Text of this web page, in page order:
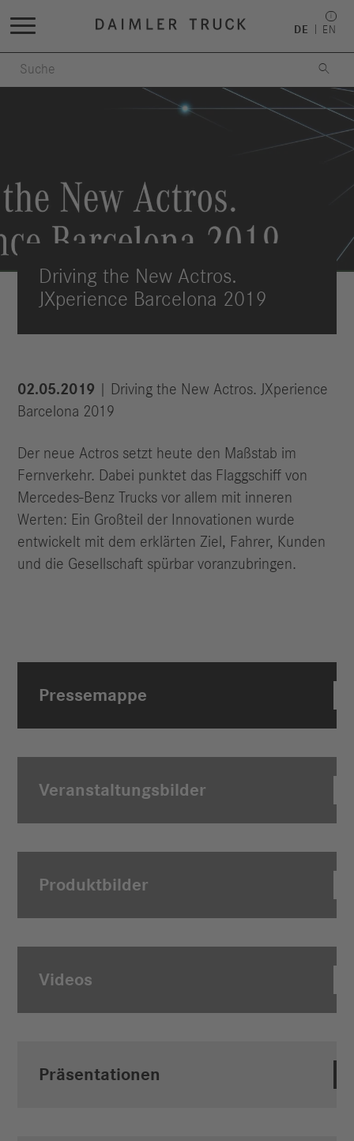
DE EN

Driving the New Actros.
JXperience Barcelona 2019
02.05.2019
| Driving the New Actros. JXperience
Barcelona 2019
Der neue Actros setzt heute den Maßstab im
Fernverkehr. Dabei punktet das Flaggschiff von
Mercedes-Benz Trucks vor allem mit inneren
Werten: Ein Großteil der Innovationen wurde
entwickelt mit dem erklärten Ziel, Fahrer, Kunden
und die Gesellschaft spürbar voranzubringen.
Pressemappe
Veranstaltungsbilder
Produktbilder
Videos
Präsentationen